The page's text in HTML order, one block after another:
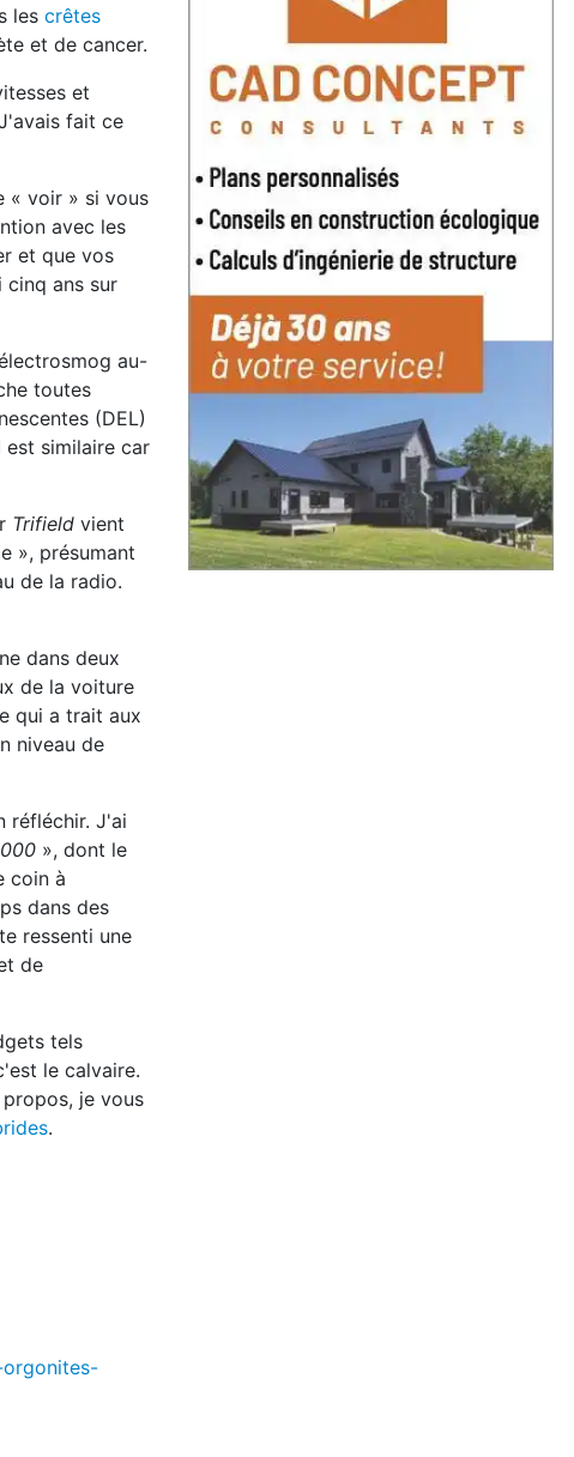
les crêtes
et de cancer.
et
fait ce
« voir » si vous
avec les
et que vos
ans sur
au-
toutes
(DEL)
est similaire car
Trifield vient
», présumant
de la radio.
dans deux
de la voiture
qui a trait aux
niveau de
réfléchir. J'ai
», dont le
coin à
dans des
ressenti une
de
tels
le calvaire.
je vous
.